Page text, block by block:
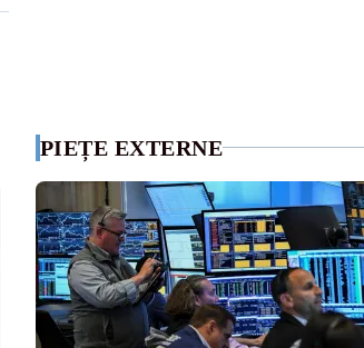
PIEȚE EXTERNE